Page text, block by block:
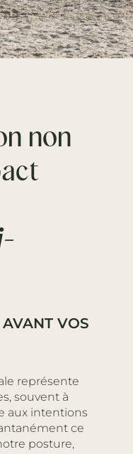
non
VOS
représente
souvent à
aux intentions
ce
posture,